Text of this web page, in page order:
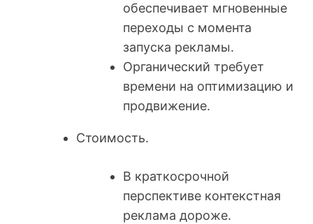
обеспечивает мгновенные
переходы с момента
запуска рекламы.
Органический требует
времени на оптимизацию и
продвижение.
Стоимость.
В краткосрочной
перспективе контекстная
реклама дороже.